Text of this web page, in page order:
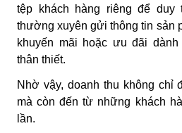
tệp khách hàng riêng để
thường xuyên gửi thông tin sản
khuyến mãi hoặc ưu đãi
thân thiết.
Nhờ vậy, doanh thu không chỉ
mà còn đến từ những khách
lần.